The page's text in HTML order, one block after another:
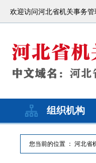
欢迎访问河北省机关事务
组织机构
您当前的位置 ： 河北省